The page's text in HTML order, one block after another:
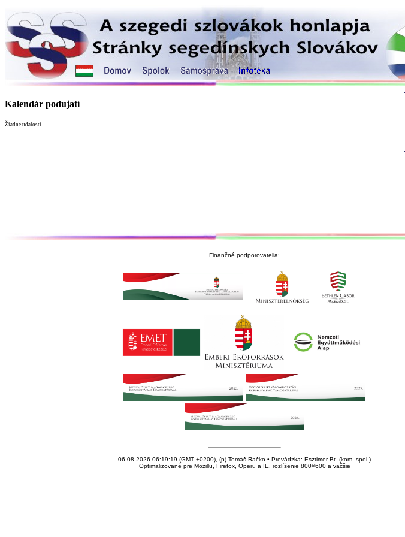
Kalendár podujatí
Žiadne udalosti
Finančné podporovatelia:
06.08.2026 06:19:19 (GMT +0200), (p) Tomáš Račko • Prevádzka: Esztimer Bt. (kom. spol.)
Optimalizované pre Mozillu, Firefox, Operu a IE, rozlíšenie 800×600 a väčšie